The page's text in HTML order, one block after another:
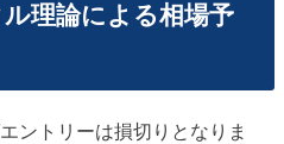
ル理論による相場予
ントリーは損切りとなりま